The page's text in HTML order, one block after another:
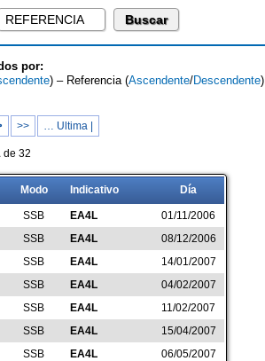
por:
) – Referencia (Ascendente/Descendente)
>> … Ultima |
de 32
Modo Indicativo Día
SSB EA4L
01/11/2006
SSB EA4L
08/12/2006
SSB EA4L
14/01/2007
SSB EA4L
04/02/2007
SSB EA4L
11/02/2007
SSB EA4L
15/04/2007
SSB EA4L
06/05/2007